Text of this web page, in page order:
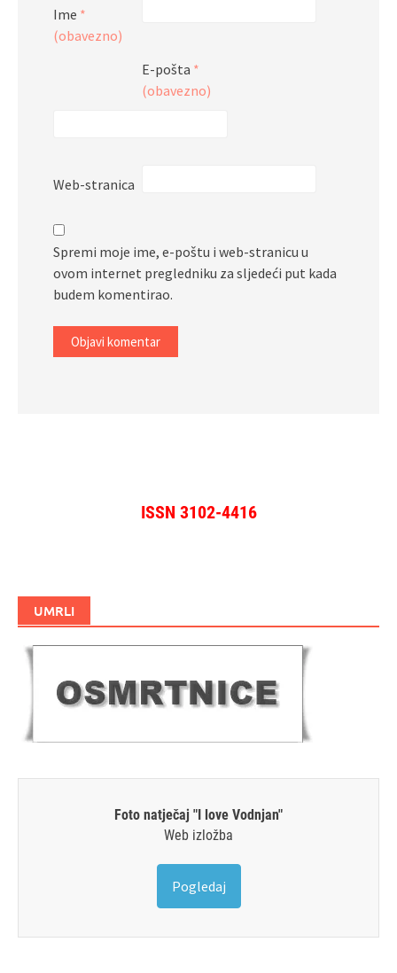
Ime *
(obavezno)
E-pošta *
(obavezno)
Web-stranica
Spremi moje ime, e-poštu i web-stranicu u
ovom internet pregledniku za sljedeći put kada
budem komentirao.
ISSN 3102-4416
UMRLI
Foto natječaj "I love Vodnjan"
Web izložba
Pogledaj